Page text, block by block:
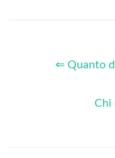
⇐ Quanto
Chi